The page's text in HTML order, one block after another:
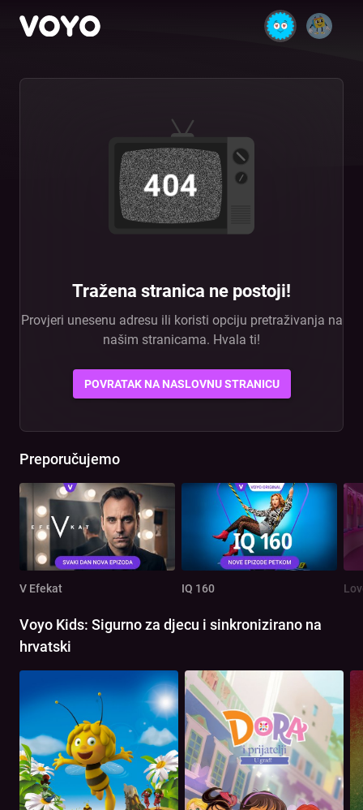
404
Tražena stranica ne postoji!
Provjeri unesenu adresu ili koristi opciju pretraživanja na
našim stranicama. Hvala ti!
POVRATAK NA NASLOVNU STRANICU
Preporučujemo
V Efekat IQ 160
Voyo Kids: Sigurno za djecu i sinkronizirano na
hrvatski